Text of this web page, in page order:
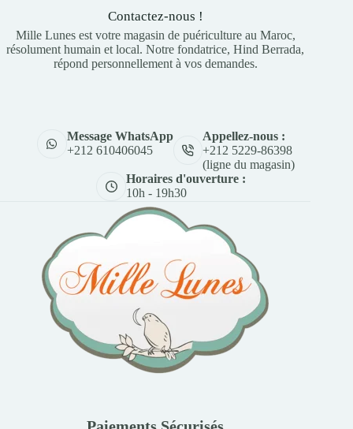
Contactez-nous !
Mille Lunes est votre magasin de puériculture au Maroc,
résolument humain et local. Notre fondatrice, Hind Berrada,
répond personnellement à vos demandes.
Message WhatsApp
+212 610406045
Appellez-nous :
+212 5229-86398
(ligne du magasin)
Horaires d'ouverture :
10h - 19h30